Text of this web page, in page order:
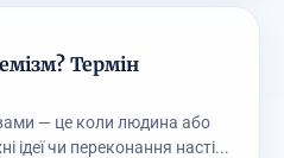
Термін
— це коли людина або
ідеї чи переконання насті...